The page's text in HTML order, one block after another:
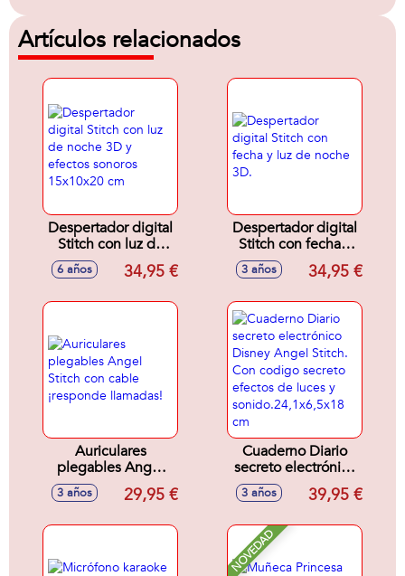
Artículos relacionados
Despertador digital
Stitch con luz de
noche 3D y efectos
sonoros 15x10x20
6 años 34,95 €
Despertador digital
Stitch con fecha y
luz de noche 3D.
3 años 34,95 €
Auriculares
plegables Angel
Stitch con cable
¡responde
3 años 29,95 €
Cuaderno Diario
secreto electrónico
Disney Angel
Stitch. Con codigo
luces y
sonido.24,1x6,5x18
cm
3 años 39,95 €
NOVEDAD